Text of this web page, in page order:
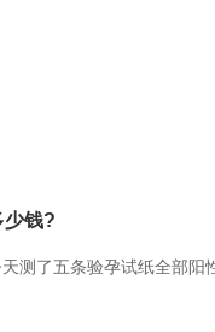
少钱?
测了五条验孕试纸全部阳